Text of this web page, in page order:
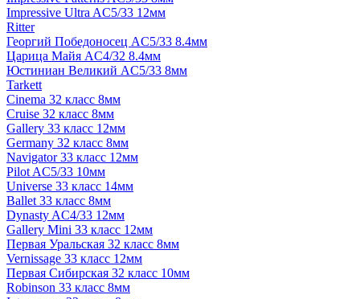
Impressive Ultra AC5/33 12мм
Ritter
Георгий Победоносец AC5/33 8.4мм
Царица Майя AC4/32 8.4мм
Юстиниан Великий AC5/33 8мм
Tarkett
Cinema 32 класс 8мм
Cruise 32 класс 8мм
Gallery 33 класс 12мм
Germany 32 класс 8мм
Navigator 33 класс 12мм
Pilot AC5/33 10мм
Universe 33 класс 14мм
Ballet 33 класс 8мм
Dynasty AC4/33 12мм
Gallery Mini 33 класс 12мм
Первая Уральская 32 класс 8мм
Vernissage 33 класс 12мм
Первая Сибирская 32 класс 10мм
Robinson 33 класс 8мм